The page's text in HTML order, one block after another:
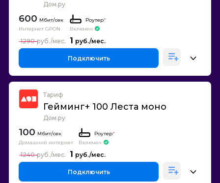
Дом.ру
600
Интернет GPON
Роутер*
Включен
1
1290
Подключить
Тариф
Гейминг+ 100 Леста моно
Дом.ру
100
Домашний интернет
Роутер*
Включен
1
1240
Подключить